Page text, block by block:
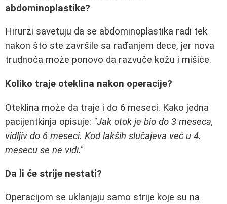
abdominoplastike?
Hirurzi savetuju da se abdominoplastika radi tek
nakon što ste završile sa rađanjem dece, jer nova
trudnoća može ponovo da razvuče kožu i mišiće.
Koliko traje oteklina nakon operacije?
Oteklina može da traje i do 6 meseci. Kako jedna
pacijentkinja opisuje: "Jak otok je bio do 3 meseca,
vidljiv do 6 meseci. Kod lakših slučajeva već u 4.
mesecu se ne vidi."
Da li će strije nestati?
Operacijom se uklanjaju samo strije koje su na